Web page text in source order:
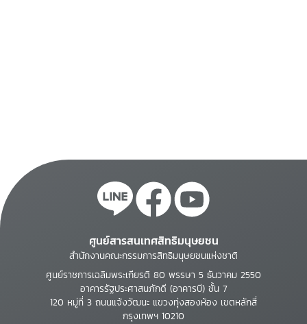
ศูนย์สารสนเทศสิทธิมนุษยชน
สำนักงานคณะกรรมการสิทธิมนุษยชนแห่งชาติ
ศูนย์ราชการเฉลิมพระเกียรติ 80 พรรษา 5 ธันวาคม 2550
อาคารรัฐประศาสนภักดี (อาคารบี) ชั้น 7
120 หมู่ที่ 3 ถนนแจ้งวัฒนะ แขวงทุ่งสองห้อง เขตหลักสี่
กรุงเทพฯ 10210